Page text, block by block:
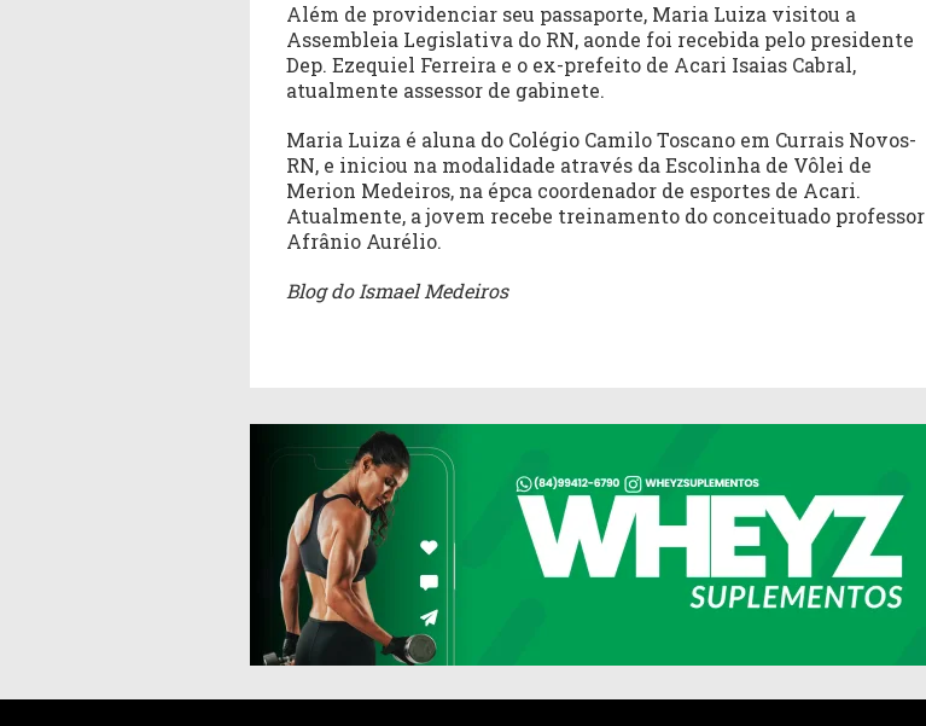
Além de providenciar seu passaporte, Maria Luiza visitou a
Assembleia Legislativa do RN, aonde foi recebida pelo presidente
Dep. Ezequiel Ferreira e o ex-prefeito de Acari Isaias Cabral,
atualmente assessor de gabinete.
Maria Luiza é aluna do Colégio Camilo Toscano em Currais Novos-
RN, e iniciou na modalidade através da Escolinha de Vôlei de
Merion Medeiros, na épca coordenador de esportes de Acari.
Atualmente, a jovem recebe treinamento do conceituado professor
Afrânio Aurélio.
Blog do Ismael Medeiros